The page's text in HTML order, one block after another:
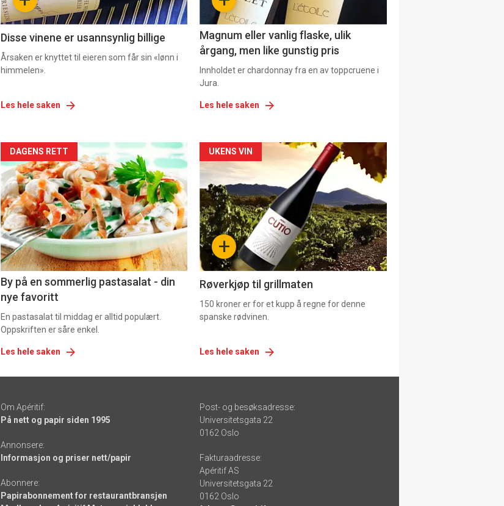
2
Disse vinene er usannsynlig billige
Årsaken er knyttet til eieren som får sin «lønn i
himmelen».
Les hele saken
Magnum eller vanlig flaske, ulik
årgang, men like gunstig pris
Innholdet er chardonnay fra en av toppcruene i
Jura.
Les hele saken
Forsiden
akkurat
nå
-
5
DAGENS RETT
By på en sommerlig pastasalat - din
nye favoritt
En pastasalat til middag er alltid populært.
Oppskriften er såre enkel.
Les hele saken
Forsiden
akkurat
nå
-
6 +
UKENS VIN
Røverkjøp til grillmaten
150 kroner er for et kupp å regne for denne
spanske rødvinen.
Les hele saken
Om Apéritif:
På nett og papir siden 1995
Annonsere:
Informasjon og priser nett/papir
Abonnere:
Papirabonnement for restaurantbransjen
Post- og besøksadresse:
Universitetsgata 22
0162 Oslo
Fakturaadresse:
Apéritif AS
Universitetsgata 22
0162 Oslo